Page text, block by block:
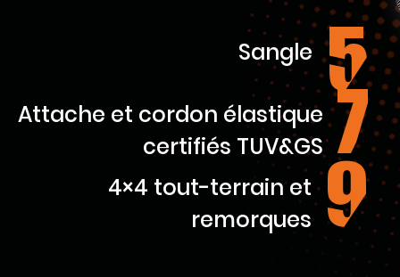
cordons élastiques.
Sangle 5
Attache et cordon élastique
certifiés TUV&GS 7
4×4 tout-terrain et
remorques 9